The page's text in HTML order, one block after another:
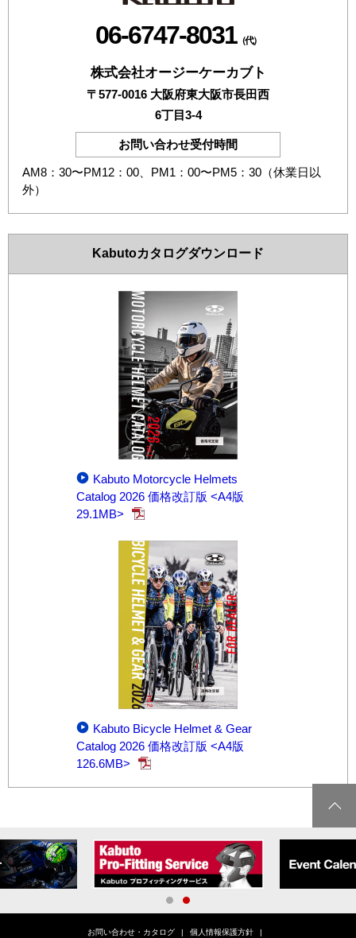
06-6747-8031（代）
株式会社オージーケーカブト
〒577-0016 大阪府東大阪市長田西
6丁目3-4
お問い合わせ受付時間
AM8：30〜PM12：00、PM1：00〜PM5：30（休業日以
外）
Kabutoカタログダウンロード
Kabuto Motorcycle Helmets
Catalog 2026 価格改訂版 <A4版
29.1MB>
Kabuto Bicycle Helmet & Gear
Catalog 2026 価格改訂版 <A4版
126.6MB>
1
お問い合わせ・カタログ 個人情報保護方針